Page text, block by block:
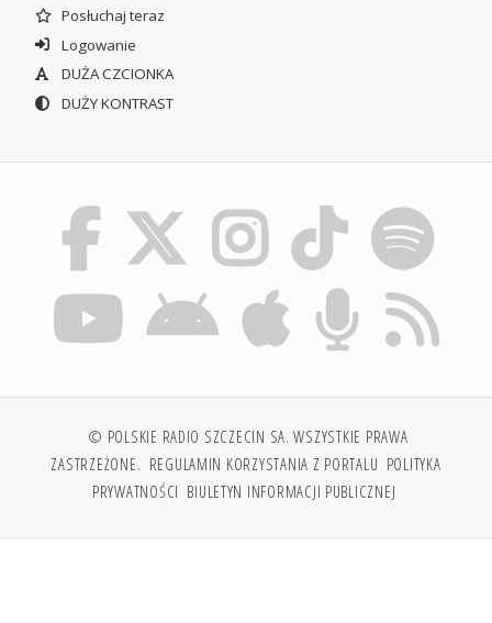
Posłuchaj teraz
Logowanie
DUŻA CZCIONKA
DUŻY KONTRAST
© POLSKIE RADIO SZCZECIN SA. WSZYSTKIE PRAWA
ZASTRZEŻONE. REGULAMIN KORZYSTANIA Z PORTALU POLITYKA
PRYWATNOŚCI BIULETYN INFORMACJI PUBLICZNEJ